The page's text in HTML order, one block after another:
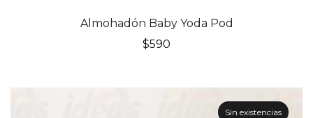
Almohadón Baby Yoda Pod
$590
Sin existencias